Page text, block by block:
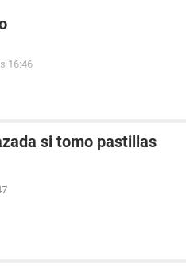
16:46
si tomo pastillas